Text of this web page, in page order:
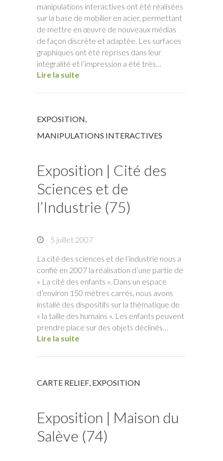
manipulations interactives ont été réalisées
sur la base de mobilier en acier, permettant
de mettre en œuvre de nouveaux médias
de façon discrète et adaptée. Les surfaces
graphiques ont été reprises dans leur
intégralité et l’impression a été très…
Lire la suite
EXPOSITION,
MANIPULATIONS INTERACTIVES
Exposition | Cité des
Sciences et de
l’Industrie (75)
5 juillet 2007
La cité des sciences et de l’industrie nous a
confié en 2007 la réalisation d’une partie de
« La cité des enfants ». Dans un espace
d’environ 150 mètres carrés, nous avons
installé des dispositifs sur la thématique de
« la taille des humains ». Les enfants peuvent
prendre place sur des objets déclinés…
Lire la suite
CARTE RELIEF, EXPOSITION
Exposition | Maison du
Salève (74)